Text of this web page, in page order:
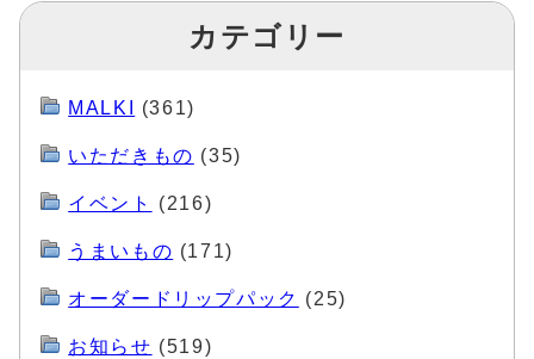
カテゴリー
MALKI (361)
いただきもの (35)
イベント (216)
うまいもの (171)
オーダードリップパック (25)
お知らせ (519)